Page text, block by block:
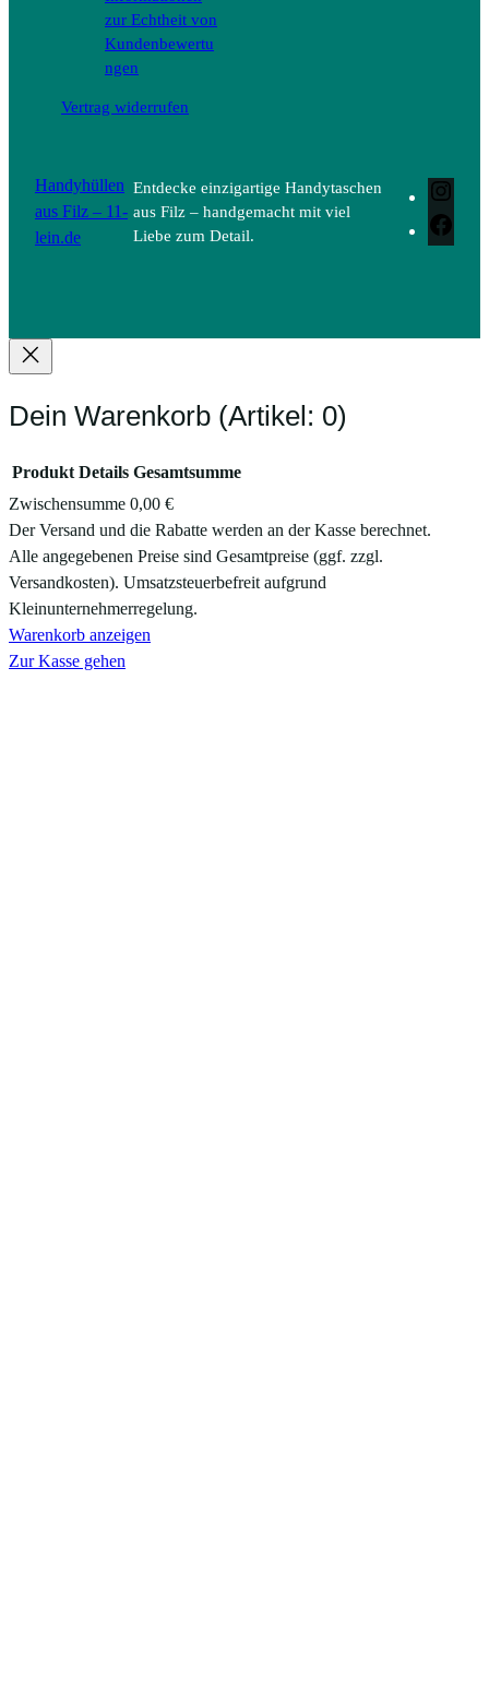
zur Echtheit von
Kundenbewertu
ngen
Vertrag widerrufen
Handyhüllen
aus Filz – 11-
lein.de
Entdecke einzigartige Handytaschen
aus Filz – handgemacht mit viel
Liebe zum Detail.
Dein Warenkorb (Artikel: 0)
Produkte
im
Warenkorb
Produkt Details Gesamtsumme
Zwischensumme 0,00 €
Der Versand und die Rabatte werden an der Kasse berechnet.
Alle angegebenen Preise sind Gesamtpreise (ggf. zzgl.
Versandkosten). Umsatzsteuerbefreit aufgrund
Kleinunternehmerregelung.
Warenkorb anzeigen
Zur Kasse gehen